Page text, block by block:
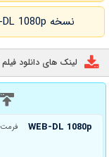
نسخه WEB-DL 1080p زبان اصلی
لینک های دانلود فیلم Mothers Baby 2025
WEB-DL 1080p